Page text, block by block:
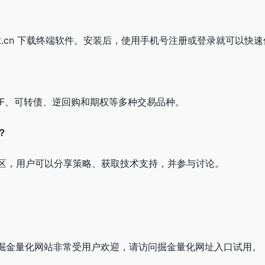
下载终端软件。安装后，使用手机号注册或登录就可以快
可转债、逆回购和期权等多种交易品种。
用户可以分享策略、获取技术支持，并参与讨论。
量化网站非常受用户欢迎，请访问掘金量化网址入口试用。